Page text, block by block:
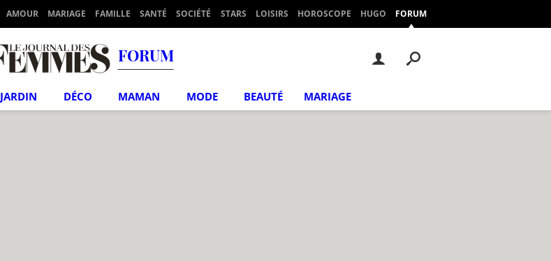
AMOUR MARIAGE FAMILLE SANTÉ SOCIÉTÉ STARS LOISIRS HOROSCOPE HUGO FORUM
FORUM
JARDIN DÉCO MAMAN MODE BEAUTÉ MARIAGE